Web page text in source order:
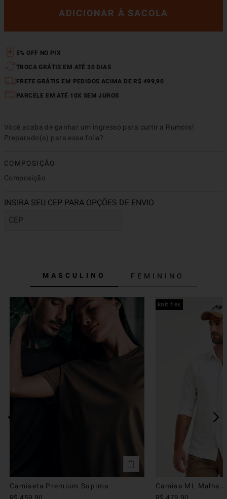
ADICIONAR À SACOLA
5% OFF NO PIX
TROCA GRÁTIS EM ATÉ 30 DIAS
FRETE GRÁTIS EM PEDIDOS ACIMA DE R$ 499,90
PARCELE EM ATÉ 10X SEM JUROS
Você acaba de ganhar um ingresso para curtir a Rumors!
Preparado(a) para essa folia?
COMPOSIÇÃO
Composição
MASCULINO FEMININO
Camiseta Premium Supima
knit flex
Camisa ML Malha